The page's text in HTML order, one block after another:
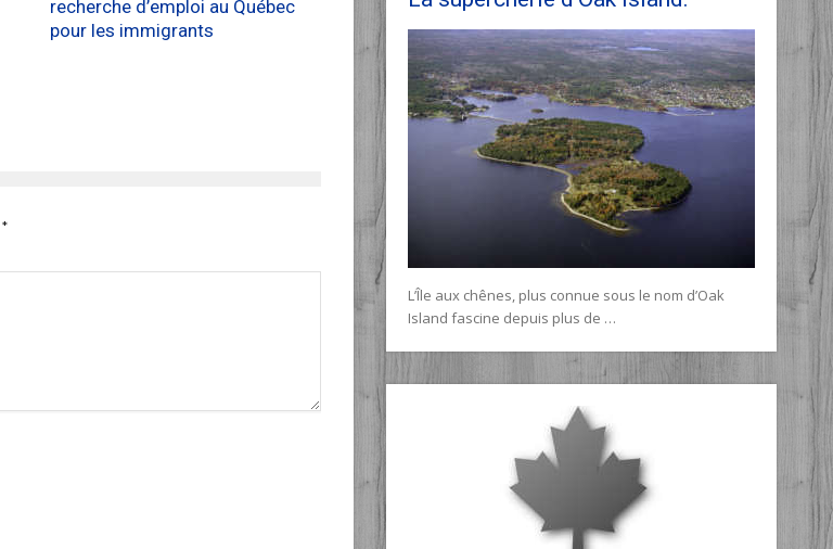
recherche d’emploi au Québec
pour les immigrants
*
L’Île aux chênes, plus connue sous le nom d’Oak
Island fascine depuis plus de …